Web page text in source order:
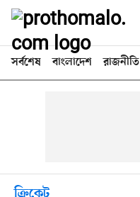
সর্বশেষ বাংলাদেশ রাজনীতি